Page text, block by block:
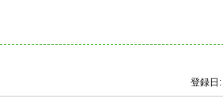
登録日: